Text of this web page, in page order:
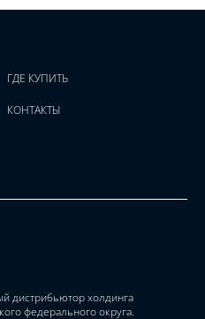
ГДЕ КУПИТЬ
КОНТАКТЫ
дистрибьютор холдинга
федерального округа.